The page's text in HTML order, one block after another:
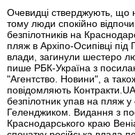
Очевидці стверджують, що
тому люди спокійно
безпілотників на
пляж в Архіпо-Осипівці
влади, загинули шестеро
пише РБК-Україна з
"Агентство. Новини", а
повідомляють
безпілотник упав на пляж у
Геленджиком. Видання з
Краснодарського краю